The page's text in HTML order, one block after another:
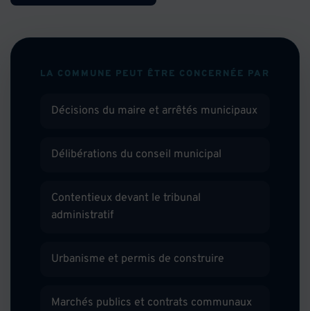
LA COMMUNE PEUT ÊTRE CONCERNÉE PAR
Décisions du maire et arrêtés municipaux
Délibérations du conseil municipal
Contentieux devant le tribunal
administratif
Urbanisme et permis de construire
Marchés publics et contrats communaux